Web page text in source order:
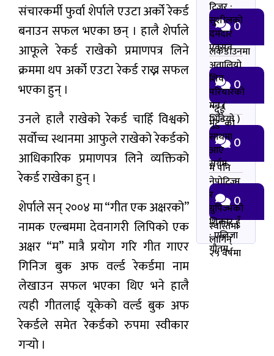
संचारकर्मी फुर्वा शेर्पाले एउटा अर्को रेकर्ड
बनाउन सफल भएका छन् । हालै शेर्पाले
आफूले रेकर्ड राखेको प्रमाणपत्र लिने
क्रममा थप अर्को एउटा रेकर्ड राख्न सफल
भएका हुन् ।
उनले हालै राखेको रेकर्ड चाहिँ विश्वको
सर्वोच्च स्थानमा आफुले राखेको रेकर्डको
आधिकारिक प्रमाणपत्र लिने व्यक्तिको
रेकर्ड राखेका हुन् ।
शेर्पाले सन् २००४ मा “गीत एक अक्षरको”
नामक एल्बममा देवनागरी लिपिको एक
अक्षर “म” मात्रै प्रयोग गरि गीत गाएर
गिनिज बुक अफ वर्ल्ड रेकर्डमा नाम
लेखाउन सफल भएका थिए भने हालै
त्यही गीतलाई यूकेको वर्ल्ड बुक अफ
रेकर्डले समेत रेकर्डको रुपमा स्वीकार
गर्‍यो ।
टिजर :
सुशीलको
दमदार
एक्सन
0
लकडाउनमा
अतालियो
शिव
परियारको
मन (
भिडियो )
0
“दुई
मुटु”को
साथमा
आए
सर्गम
0
म पनि
नेपोटिज्म
र
ग्रुपिज्मको
शिकार हुँ
: एलिजा
गौतम
0
स्वस्तिमा
लागिन्
२५ वर्षमा